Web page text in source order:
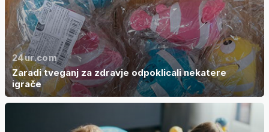
24ur.com
Zaradi tveganj za zdravje odpoklicali nekatere
igrače